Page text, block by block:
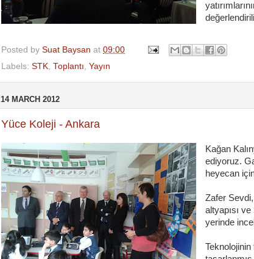
Posted by Suat Baysan at 09:00
Labels: STK, Toplantı, Yayın
14 MARCH 2012
Yüce Koleji - Ankara
Kağan
ediyoruz.
heyecan
Zafer
altyapısı
yerinde
Teknolojinin